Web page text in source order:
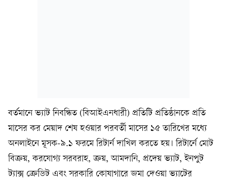
বর্তমানে ভ্যাট নিবন্ধিত (বিআইএনধারী) প্রতিটি প্রতিষ্ঠানকে প্রতি
মাসের কর মেয়াদ শেষ হওয়ার পরবর্তী মাসের ১৫ তারিখের মধ্যে
অনলাইনে মূসক-৯.১ ফরমে রিটার্ন দাখিল করতে হয়। রিটার্নে মোট
বিক্রয়, করযোগ্য সরবরাহ, ক্রয়, আমদানি, প্রদেয় ভ্যাট, ইনপুট
ট্যাক্স ক্রেডিট এবং সরকারি কোষাগারে জমা দেওয়া ভ্যাটের